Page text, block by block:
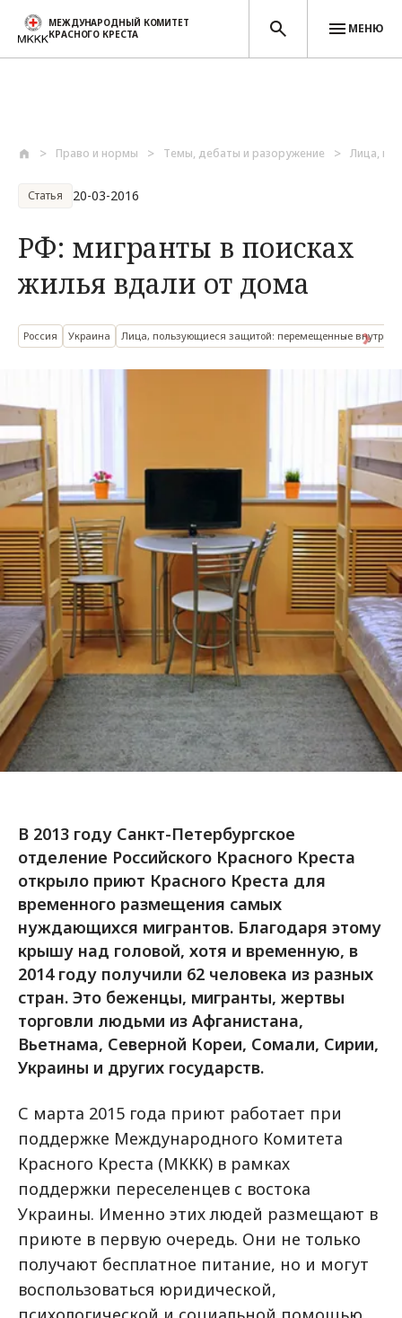
МЕЖДУНАРОДНЫЙ КОМИТЕТ
КРАСНОГО КРЕСТА
МЕНЮ
Право и нормы Темы, дебаты и разоружение Лица,
Статья 20-03-2016
РФ: мигранты в поисках
жилья вдали от дома
Россия Украина Лица, пользующиеся защитой: перемещенные внутри
В 2013 году Санкт-Петербургское
отделение Российского Красного Креста
открыло приют Красного Креста для
временного размещения самых
нуждающихся мигрантов. Благодаря этому
крышу над головой, хотя и временную, в
2014 году получили 62 человека из разных
стран. Это беженцы, мигранты, жертвы
торговли людьми из Афганистана,
Вьетнама, Северной Кореи, Сомали, Сирии,
Украины и других государств.
С марта 2015 года приют работает при
поддержке Международного Комитета
Красного Креста (МККК) в рамках
поддержки переселенцев с востока
Украины. Именно этих людей размещают в
приюте в первую очередь. Они не только
получают бесплатное питание, но и могут
воспользоваться юридической,